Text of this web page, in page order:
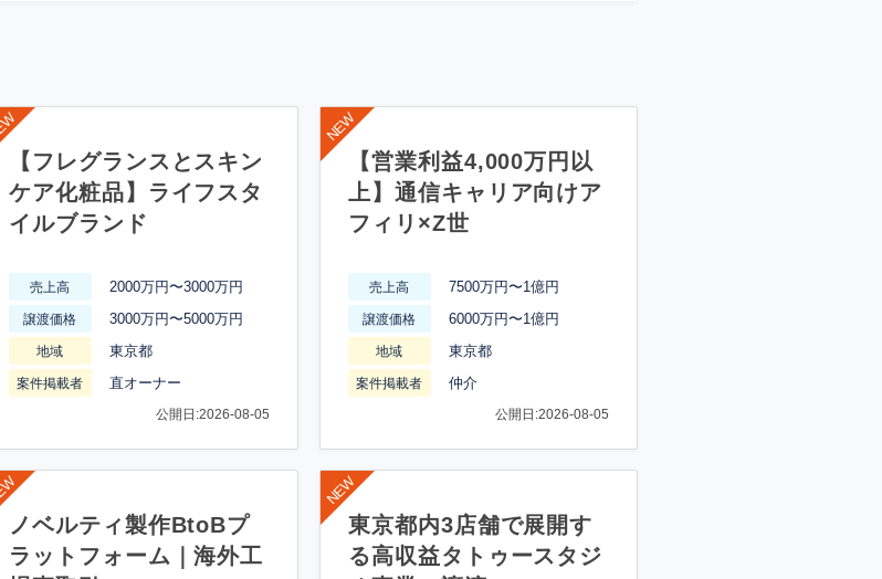
【フレグランスとスキン
ケア化粧品】ライフスタ
イルブランド
売上高 2000万円〜3000万円
譲渡価格 3000万円〜5000万円
地域 東京都
案件掲載者 直オーナー
公開日:2026-08-05
【営業利益4,000万円以
上】通信キャリア向けア
フィリ×Z世
売上高 7500万円〜1億円
譲渡価格 6000万円〜1億円
地域 東京都
案件掲載者 仲介
公開日:2026-08-05
ノベルティ製作BtoBプ
ラットフォーム｜海外工
東京都内3店舗で展開す
る高収益タトゥースタジ